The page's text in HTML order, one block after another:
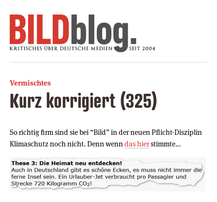
Vermischtes
Kurz korrigiert (325)
So richtig firm sind sie bei “Bild” in der neuen Pflicht-Disziplin
Klimaschutz noch nicht. Denn wenn das hierstimmte…